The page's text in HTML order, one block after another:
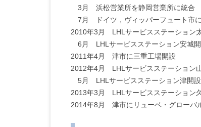
3月 浜松営業所を静岡営業所に統合
7月 ドイツ，ヴィッパーフュート市
2010年3月 LHLサービスステーション
6月 LHLサービスステーション安城
2011年4月 津市に三重工場開設
2012年4月 LHLサービスステーション
5月 LHLサービスステーション津開設
2013年3月 LHLサービスステーション
2014年8月 津市にリューベ・グローバ